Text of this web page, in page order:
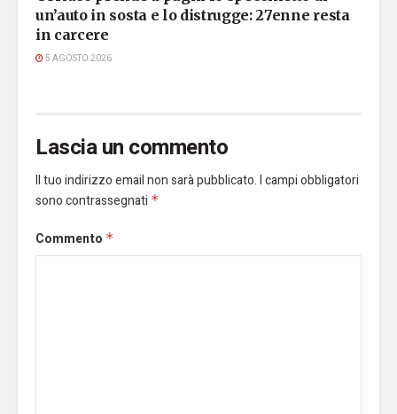
un’auto in sosta e lo distrugge: 27enne resta
in carcere
5 AGOSTO 2026
Lascia un commento
Il tuo indirizzo email non sarà pubblicato.I campi obbligatori
sono contrassegnati *
Commento *